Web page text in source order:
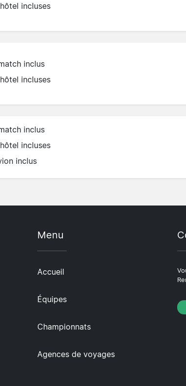
incluses
inclus
incluses
inclus
incluses
inclus
Menu
Accueil
Équipes
Championnats
Agences de voyages